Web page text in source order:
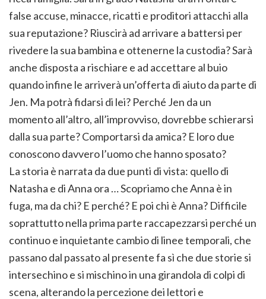
false accuse, minacce, ricatti e proditori attacchi alla
sua reputazione? Riuscirà ad arrivare a battersi per
rivedere la sua bambina e ottenerne la custodia? Sarà
anche disposta a rischiare e ad accettare al buio
quando infine le arriverà un’offerta di aiuto da parte di
Jen. Ma potrà fidarsi di lei? Perché Jen da un
momento all’altro, all’improvviso, dovrebbe schierarsi
dalla sua parte? Comportarsi da amica? E loro due
conoscono davvero l’uomo che hanno sposato?
La storia è narrata da due punti di vista: quello di
Natasha e di Anna ora … Scopriamo che Anna è in
fuga, ma da chi? E perché? E poi chi è Anna? Difficile
soprattutto nella prima parte raccapezzarsi perché un
continuo e inquietante cambio di linee temporali, che
passano dal passato al presente fa sì che due storie si
intersechino e si mischino in una girandola di colpi di
scena, alterando la percezione dei lettori e